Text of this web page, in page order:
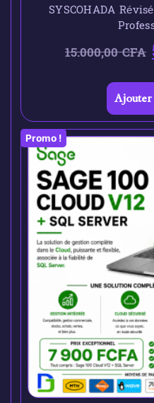
SYSCOHADA
15.000,00CFA
Ajouter
Promo !